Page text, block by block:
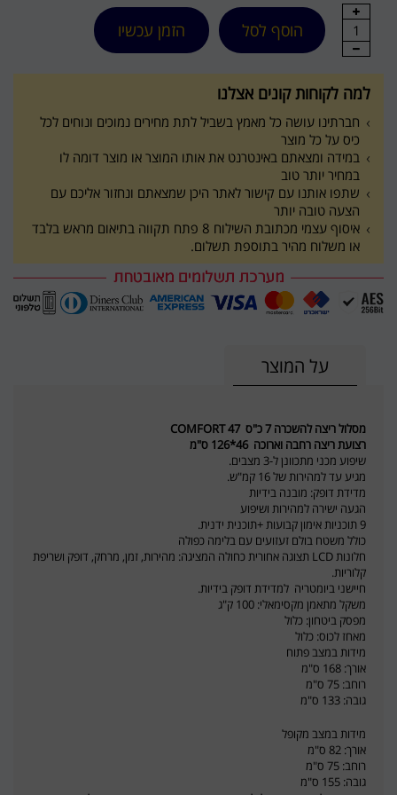
1 הוסף לסל הזמן עכשיו
למה לקוחות קונים אצלנו
חברתינו עושה כל מאמץ בשביל לתת מחירים נמוכים ונוחים לכל
כיס על כל מוצר
במידה ומצאתם באינטרנט את אותו המוצר או מוצר דומה לו
במחיר יותר טוב
שתפו אותנו עם קישור לאתר היכן שמצאתם ונחזור אליכם עם
הצעה טובה יותר
איסוף עצמי מכתובת השילוח 8 פתח תקווה בתיאום מראש בלבד
או משלוח מהיר בתוספת תשלום.
על המוצר
מסלול ריצה להשכרה 7 כ"ס COMFORT 47
רצועת ריצה רחבה וארוכה 46*126 ס"מ
שיפוע מכני מתכוונן ל-3 מצבים.
מגיע עד למהירות של 16 קמ"ש.
מדידת דופק: מובנה בידיות
הגעה ישירה למהירות ושיפוע
9 תוכניות אימון קבועות +תוכנית ידנית.
כולל משטח בולם זעזועים עם בלימה כפולה
חלונות LCD תצוגה אחורית כחולה המציגה: מהירות, זמן, מרחק, דופק ושריפת
קלוריות.
חיישני ביומטריה למדידת דופק בידיות.
משקל מתאמן מקסימאלי: 100 ק"ג
מפסק ביטחון: כלול
מאחז לכוס: כלול
מידות במצב פתוח
אורך: 168 ס"מ
רוחב: 75 ס"מ
גובה: 133 ס"מ
מידות במצב מקופל
אורך: 82 ס"מ
רוחב: 75 ס"מ
גובה: 155 ס"מ